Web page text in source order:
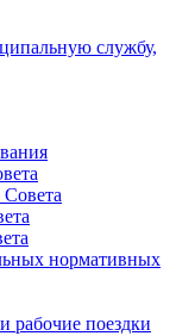
службу,
нормативных
рабочие поездки